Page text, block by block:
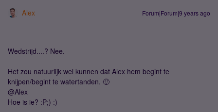
Alex Forum|Forum|9 years ago
Wedstrijd....? Nee.
Het zou natuurlijk wel kunnen dat Alex hem begint te
knijpen/begint te watertanden. 🙂
@Alex
Hoe is ie? :P;) :)